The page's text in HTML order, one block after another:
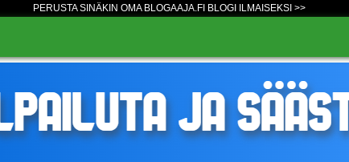
PERUSTA SINÄKIN OMA BLOGAAJA.FI BLOGI ILMAISEKSI >>